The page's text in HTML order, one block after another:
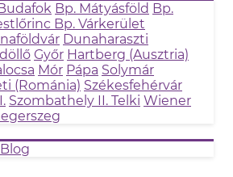
Bp. Mátyásföld Bp.
Bp. Várkerület
Dunaharaszti
Győr Hartberg (Ausztria)
Mór Pápa Solymár
(Románia) Székesfehérvár
Szombathely II. Telki Wiener
Blog